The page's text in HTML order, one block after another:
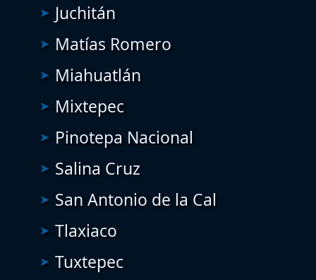
Juchitán
Matías Romero
Miahuatlán
Mixtepec
Pinotepa Nacional
Salina Cruz
San Antonio de la Cal
Tlaxiaco
Tuxtepec